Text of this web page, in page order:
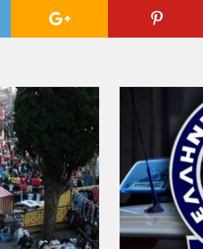
Google